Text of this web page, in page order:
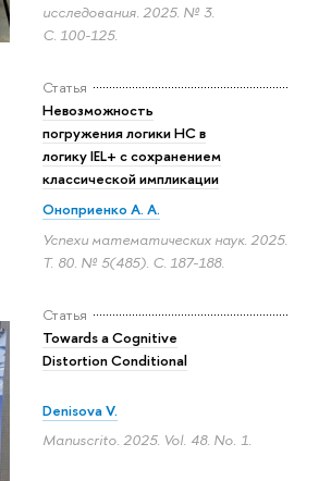
исследования. 2025. № 3.
С. 100-125.
Статья
Невозможность
погружения логики HC в
логику IEL+ с сохранением
классической импликации
Оноприенко А. А.
Успехи математических наук. 2025.
Т. 80. № 5(485). С. 187-188.
Статья
Towards a Cognitive
Distortion Conditional
Denisova V.
Manuscrito. 2025. Vol. 48. No. 1.